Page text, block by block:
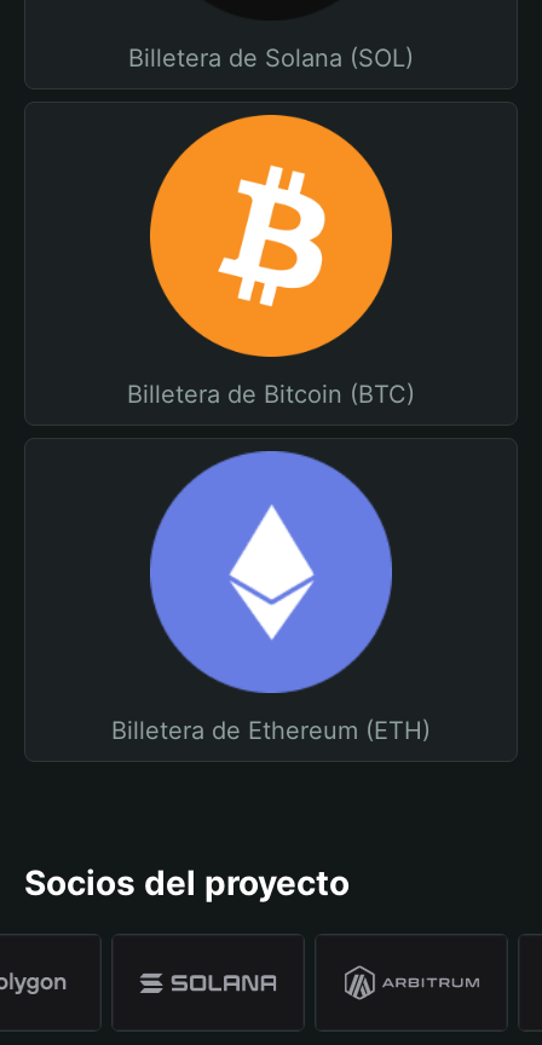
Billetera de Solana (SOL)
Billetera de Bitcoin (BTC)
Billetera de Ethereum (ETH)
Socios del proyecto